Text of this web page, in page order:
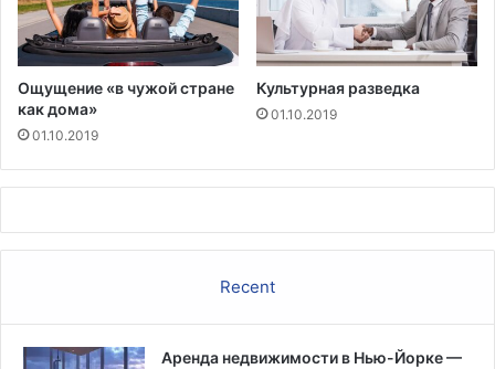
Ощущение «в чужой стране
как дома»
01.10.2019
Культурная разведка
01.10.2019
Recent
Аренда недвижимости в Нью-Йорке —